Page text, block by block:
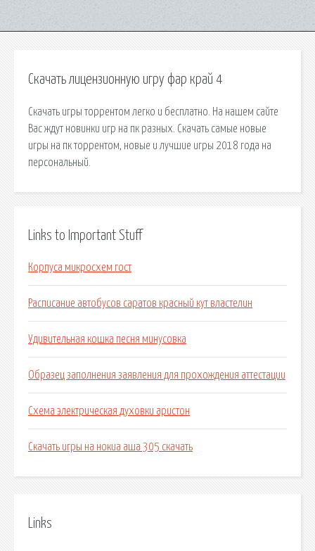
Скачать лицензионную игру фар край 4
Скачать игры торрентом легко и бесплатно. На нашем сайте
Вас ждут новинки игр на пк разных. Скачать самые новые
игры на пк торрентом, новые и лучшие игры 2018 года на
персональный.
Links to Important Stuff
Корпуса микросхем гост
Расписание автобусов саратов красный кут властелин
Удивительная кошка песня минусовка
Образец заполнения заявления для прохождения аттестации
Схема электрическая духовки аристон
Скачать игры на нокиа аша 305 скачать
Links